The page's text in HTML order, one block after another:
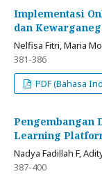
Implementasi
dan
Nelfisa Fitri, Maria
381-386
PDF (Bahasa
Pengembangan
Learning
Nadya Fadillah F,
387-400